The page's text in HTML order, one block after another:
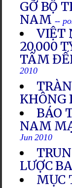
GỠ BỘ
NAM --
VIỆT
20,000
TÂM
2010
KHÔNG
BÁO
NAM
Jun 2010
LƯỢC
MỤC